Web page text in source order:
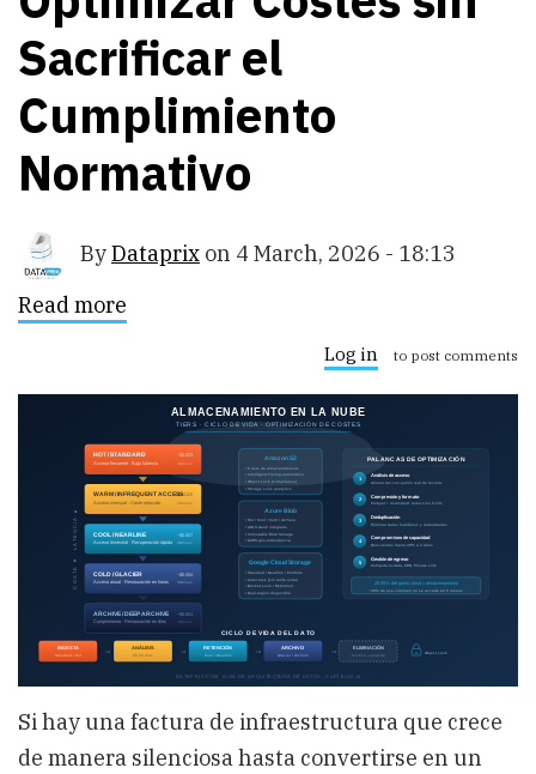
Sacrificar el
Cumplimiento
Normativo
ByDataprix on 4 March, 2026 - 18:13
Read more
Nube:
Azure
Blob,
Tiering
y
Políticas
de
Retención
—
Cómo
Optimizar
Costes
sin
Sacrificar
el
Cumplimiento
Normativo
Log in to post comments
Si hay una factura de infraestructura que crece
de manera silenciosa hasta convertirse en un